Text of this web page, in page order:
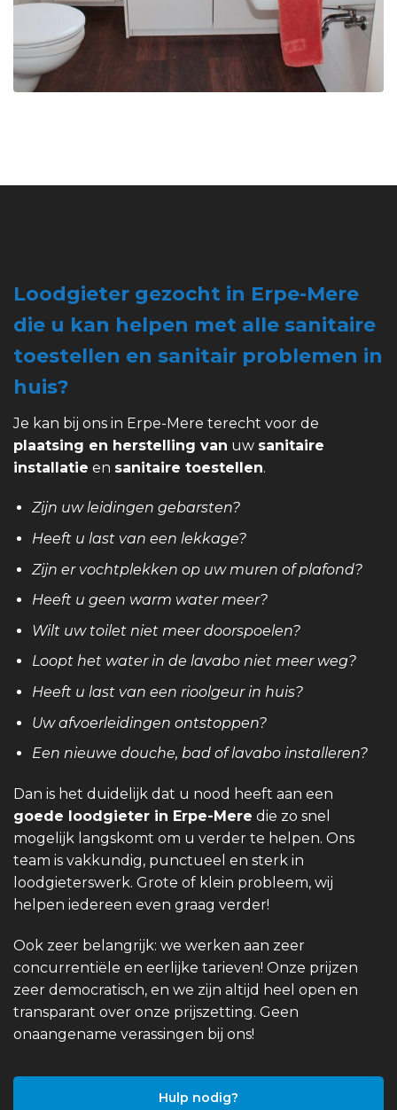
Loodgieter gezocht in Erpe-Mere
die u kan helpen met alle sanitaire
toestellen en sanitair problemen in
huis?
Je kan bij ons in Erpe-Mere terecht voor de
plaatsing en herstelling van uw sanitaire
installatie en sanitaire toestellen.
Zijn uw leidingen gebarsten?
Heeft u last van een lekkage?
Zijn er vochtplekken op uw muren of plafond?
Heeft u geen warm water meer?
Wilt uw toilet niet meer doorspoelen?
Loopt het water in de lavabo niet meer weg?
Heeft u last van een rioolgeur in huis?
Uw afvoerleidingen ontstoppen?
Een nieuwe douche, bad of lavabo installeren?
Dan is het duidelijk dat u nood heeft aan een
goede loodgieter in Erpe-Mere die zo snel
mogelijk langskomt om u verder te helpen. Ons
team is vakkundig, punctueel en sterk in
loodgieterswerk. Grote of klein probleem, wij
helpen iedereen even graag verder!
Ook zeer belangrijk: we werken aan zeer
concurrentiële en eerlijke tarieven! Onze prijzen
zeer democratisch, en we zijn altijd heel open en
transparant over onze prijszetting. Geen
onaangename verassingen bij ons!
Hulp nodig?